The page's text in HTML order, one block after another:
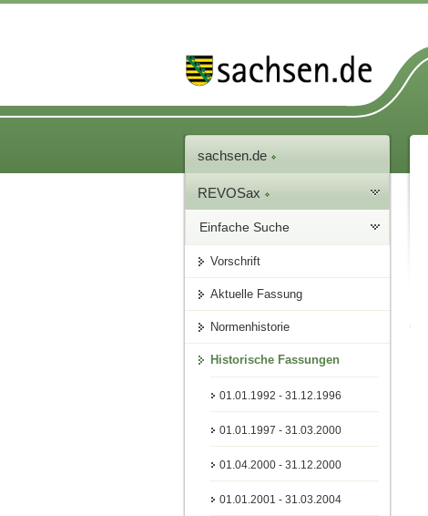
sachsen.de
REVOSax
Einfache Suche
Vorschrift
Aktuelle Fassung
Normenhistorie
Historische Fassungen
01.01.1992 - 31.12.1996
01.01.1997 - 31.03.2000
01.04.2000 - 31.12.2000
01.01.2001 - 31.03.2004